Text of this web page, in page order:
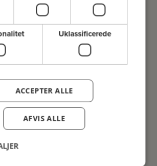
i PDF
Fyn og øerne
Uklassificerede
ACCEPTER ALLE
AFVIS ALLE